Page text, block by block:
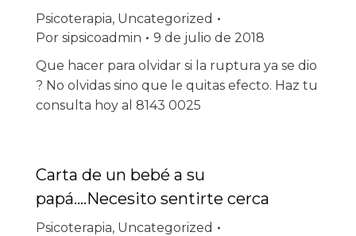
Psicoterapia, Uncategorized
Por sipsicoadmin
9 de julio de 2018
Que hacer para olvidar si la ruptura ya se dio
? No olvidas sino que le quitas efecto. Haz tu
consulta hoy al 8143 0025
Carta de un bebé a su
papá….Necesito sentirte cerca
Psicoterapia, Uncategorized